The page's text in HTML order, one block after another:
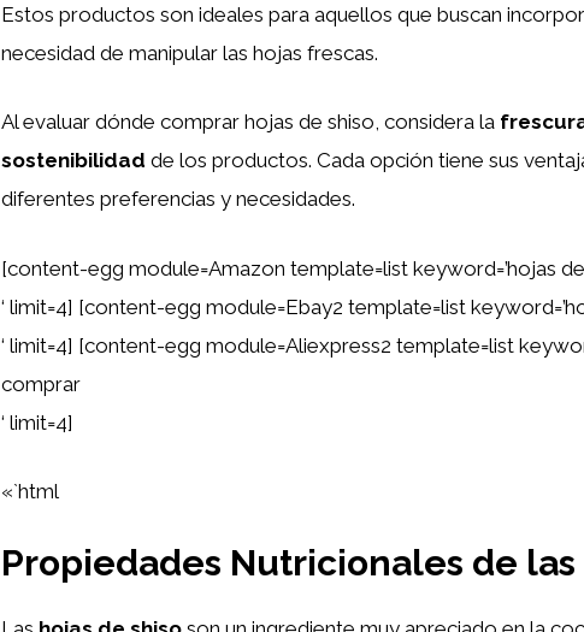
Estos productos son ideales para aquellos que buscan
necesidad de manipular las hojas frescas.
Al evaluar dónde comprar hojas de shiso, considera la
sostenibilidad de los productos. Cada opción tiene sus
diferentes preferencias y necesidades.
[content-egg module=Amazon template=list keyword=’hojas
‘ limit=4] [content-egg module=Ebay2 template=list
‘ limit=4] [content-egg module=Aliexpress2 template=list
comprar
‘ limit=4]
«`html
Propiedades Nutricionales de las